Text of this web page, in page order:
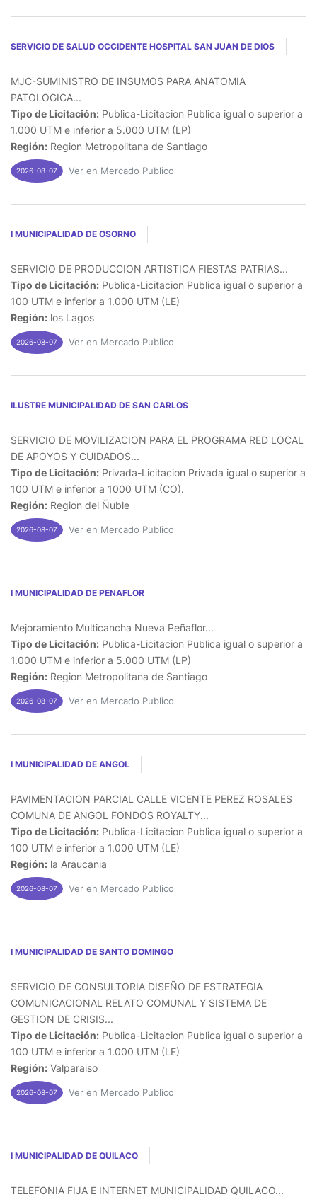
SERVICIO DE SALUD OCCIDENTE HOSPITAL SAN JUAN DE DIOS
MJC-SUMINISTRO DE INSUMOS PARA ANATOMIA
PATOLOGICA...
Tipo de Licitación: Publica-Licitacion Publica igual o superior a
1.000 UTM e inferior a 5.000 UTM (LP)
Región: Region Metropolitana de Santiago
2026-08-07 Ver en Mercado Publico
I MUNICIPALIDAD DE OSORNO
SERVICIO DE PRODUCCION ARTISTICA FIESTAS PATRIAS...
Tipo de Licitación: Publica-Licitacion Publica igual o superior a
100 UTM e inferior a 1.000 UTM (LE)
Región: los Lagos
2026-08-07 Ver en Mercado Publico
ILUSTRE MUNICIPALIDAD DE SAN CARLOS
SERVICIO DE MOVILIZACION PARA EL PROGRAMA RED LOCAL
DE APOYOS Y CUIDADOS...
Tipo de Licitación: Privada-Licitacion Privada igual o superior a
100 UTM e inferior a 1000 UTM (CO).
Región: Region del Ñuble
2026-08-07 Ver en Mercado Publico
I MUNICIPALIDAD DE PENAFLOR
Mejoramiento Multicancha Nueva Peñaflor...
Tipo de Licitación: Publica-Licitacion Publica igual o superior a
1.000 UTM e inferior a 5.000 UTM (LP)
Región: Region Metropolitana de Santiago
2026-08-07 Ver en Mercado Publico
I MUNICIPALIDAD DE ANGOL
PAVIMENTACION PARCIAL CALLE VICENTE PEREZ ROSALES
COMUNA DE ANGOL FONDOS ROYALTY...
Tipo de Licitación: Publica-Licitacion Publica igual o superior a
100 UTM e inferior a 1.000 UTM (LE)
Región: la Araucania
2026-08-07 Ver en Mercado Publico
I MUNICIPALIDAD DE SANTO DOMINGO
SERVICIO DE CONSULTORIA DISEÑO DE ESTRATEGIA
COMUNICACIONAL RELATO COMUNAL Y SISTEMA DE
GESTION DE CRISIS...
Tipo de Licitación: Publica-Licitacion Publica igual o superior a
100 UTM e inferior a 1.000 UTM (LE)
Región: Valparaiso
2026-08-07 Ver en Mercado Publico
I MUNICIPALIDAD DE QUILACO
TELEFONIA FIJA E INTERNET MUNICIPALIDAD QUILACO...